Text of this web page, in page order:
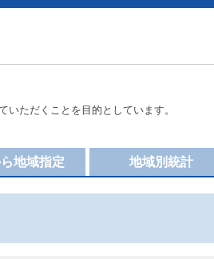
ただくことを目的としています。
地域別統計
地域指定